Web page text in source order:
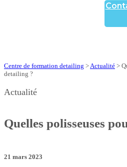
Centre de formation detailing >Actualité >
detailing ?
Actualité
Quelles polisseuses
21 mars 2023